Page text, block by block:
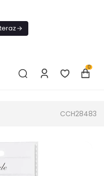
0
CCH28483